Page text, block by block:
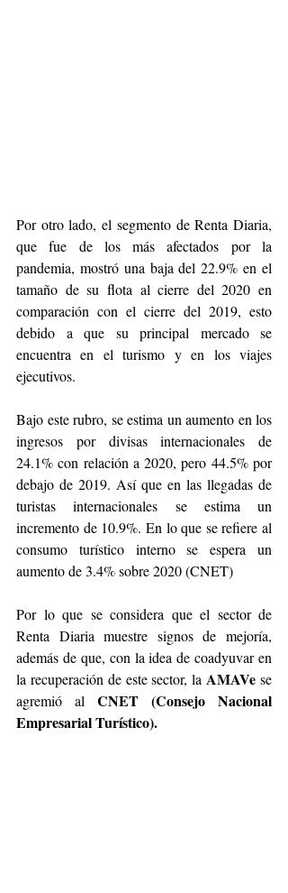
Por otro lado, el segmento de Renta Diaria,
que fue de los más afectados por la
pandemia, mostró una baja del 22.9% en el
tamaño de su flota al cierre del 2020 en
comparación con el cierre del 2019, esto
debido a que su principal mercado se
encuentra en el turismo y en los viajes
ejecutivos.
Bajo este rubro, se estima un aumento en los
ingresos por divisas internacionales de
24.1% con relación a 2020, pero 44.5% por
debajo de 2019. Así que en las llegadas de
turistas internacionales se estima un
incremento de 10.9%. En lo que se refiere al
consumo turístico interno se espera un
aumento de 3.4% sobre 2020 (CNET)
Por lo que se considera que el sector de
Renta Diaria muestre signos de mejoría,
además de que, con la idea de coadyuvar en
la recuperación de este sector, la AMAVe se
agremió al CNET (Consejo Nacional
Empresarial Turístico).